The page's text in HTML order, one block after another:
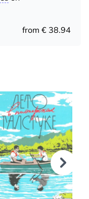
from € 38.94